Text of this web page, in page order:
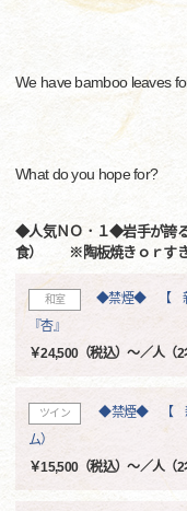
We have bamboo leaves
What do you hope for?
◆人気ＮＯ．１◆岩手が誇
食） ※陶板焼きｏｒす
和室
◆禁煙◆ 【
『杏』
￥24,500（税込）～／人（2
ツイン
◆禁煙◆ 【
ム）
￥15,500（税込）～／人（2